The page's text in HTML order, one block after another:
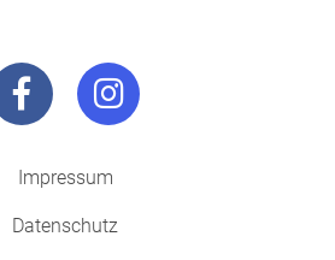
Impressum
Datenschutz